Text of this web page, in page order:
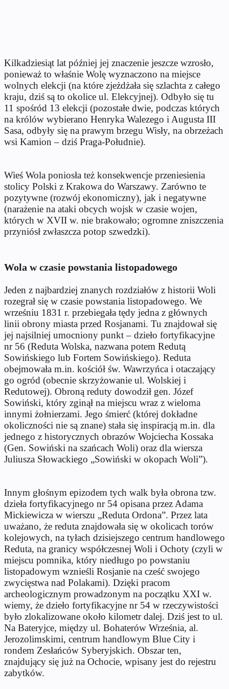
Kilkadziesiąt lat później jej znaczenie jeszcze wzrosło,
ponieważ to właśnie Wolę wyznaczono na miejsce
wolnych elekcji (na które zjeżdżała się szlachta z całego
kraju, dziś są to okolice ul. Elekcyjnej). Odbyło się tu
11 spośród 13 elekcji (pozostałe dwie, podczas których
na królów wybierano Henryka Walezego i Augusta III
Sasa, odbyły się na prawym brzegu Wisły, na obrzeżach
wsi Kamion – dziś Praga-Południe).
Wieś Wola poniosła też konsekwencje przeniesienia
stolicy Polski z Krakowa do Warszawy. Zarówno te
pozytywne (rozwój ekonomiczny), jak i negatywne
(narażenie na ataki obcych wojsk w czasie wojen,
których w XVII w. nie brakowało; ogromne zniszczenia
przyniósł zwłaszcza potop szwedzki).
Wola w czasie powstania listopadowego
Jeden z najbardziej znanych rozdziałów z historii Woli
rozegrał się w czasie powstania listopadowego. We
wrześniu 1831 r. przebiegała tędy jedna z głównych
linii obrony miasta przed Rosjanami. Tu znajdował się
jej najsilniej umocniony punkt – dzieło fortyfikacyjne
nr 56 (Reduta Wolska, nazwana potem Redutą
Sowińskiego lub Fortem Sowińskiego). Reduta
obejmowała m.in. kościół św. Wawrzyńca i otaczający
go ogród (obecnie skrzyżowanie ul. Wolskiej i
Redutowej). Obroną reduty dowodził gen. Józef
Sowiński, który zginął na miejscu wraz z wieloma
innymi żołnierzami. Jego śmierć (której dokładne
okoliczności nie są znane) stała się inspiracją m.in. dla
jednego z historycznych obrazów Wojciecha Kossaka
(Gen. Sowiński na szańcach Woli) oraz dla wiersza
Juliusza Słowackiego „Sowiński w okopach Woli”).
Innym głośnym epizodem tych walk była obrona tzw.
dzieła fortyfikacyjnego nr 54 opisana przez Adama
Mickiewicza w wierszu „Reduta Ordona”. Przez lata
uważano, że reduta znajdowała się w okolicach torów
kolejowych, na tyłach dzisiejszego centrum handlowego
Reduta, na granicy współczesnej Woli i Ochoty (czyli w
miejscu pomnika, który niedługo po powstaniu
listopadowym wznieśli Rosjanie na cześć swojego
zwycięstwa nad Polakami). Dzięki pracom
archeologicznym prowadzonym na początku XXI w.
wiemy, że dzieło fortyfikacyjne nr 54 w rzeczywistości
było zlokalizowane około kilometr dalej. Dziś jest to ul.
Na Bateryjce, między ul. Bohaterów Września, al.
Jerozolimskimi, centrum handlowym Blue City i
rondem Zesłańców Syberyjskich. Obszar ten,
znajdujący się już na Ochocie, wpisany jest do rejestru
zabytków.